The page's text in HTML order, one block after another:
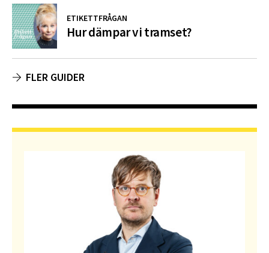
ETIKETTFRÅGAN
Hur dämpar vi tramset?
FLER GUIDER